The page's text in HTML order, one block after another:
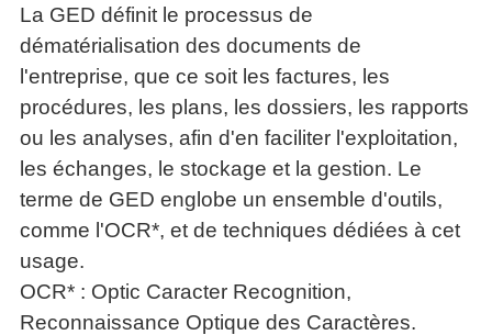
les
articles
»»»
▶
Décider
processus
de
Décision
La
SI
Les
technologies
du
SI
▶
Tous
articles
DSI
stratège ?
Comment
devenir
un
bon
décideur ?
Comment
Manager
par
▶
Tous
les
Outils
décisionnels
▶
les
articles
Analyse
de
Données
»»»
tableau
de
et
BI
Formation
Management
Formation
Entrepreneuriat
▶
Tous
La GED définit le processus de
dématérialisation des documents de
l'entreprise, que ce soit les factures, les
procédures, les plans, les dossiers, les rapports
ou les analyses, afin d'en faciliter l'exploitation,
les échanges, le stockage et la gestion. Le
terme de GED englobe un ensemble d'outils,
comme l'OCR*, et de techniques dédiées à cet
usage.
OCR* : Optic Caracter Recognition,
Reconnaissance Optique des Caractères.